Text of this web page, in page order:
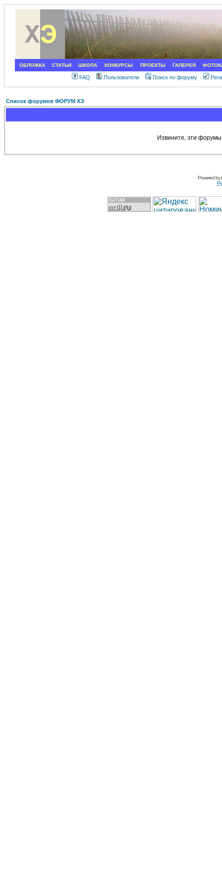
ОБЛОЖКА СТАТЬИ ШКОЛА КОНКУРСЫ ПРОЕКТЫ ГАЛЕРЕЯ
FAQ Пользователи Поиск по форуму
Список форумов ФОРУМ ХЭ
Извините, эти
Powered by